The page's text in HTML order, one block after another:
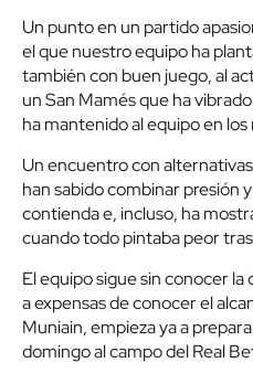
Un punto en un partido
el que nuestro equipo ha
también con buen juego, al
un San Mamés que ha
ha mantenido al equipo en
Un encuentro con
han sabido combinar presión
contienda e, incluso, ha
cuando todo pintaba peor
El equipo sigue sin conocer
a expensas de conocer el
Muniain, empieza ya a
domingo al campo del Real